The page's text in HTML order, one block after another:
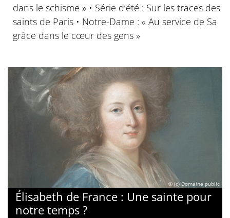
dans le schisme » • Série d’été : Sur les traces des
saints de Paris • Notre-Dame : « Au service de Sa
grâce dans le cœur des gens »
© (c) Domaine public
Élisabeth de France : Une sainte pour
notre temps ?